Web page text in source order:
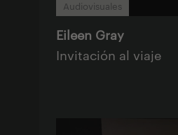
Audiovisuales
Eileen Gray
Invitación al viaje